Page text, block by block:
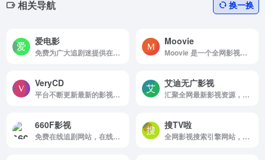
相关导航 换一换
爱电影
免费为广大追剧迷提供在线播放的影视站
Moovie
Moovie 是一个全网影视聚合搜索网站，支持一键搜索各大资源平台的电影、电视剧和综艺节目，让你轻松找到想看的影片。首页实时更新豆瓣热门影视榜单，无需注册，即搜即看。
VeryCD
平台不断更新最新的影视资讯和游戏动态，让用户随时掌握娱乐界的最新动态。 无论你是电影爱好者还是游戏迷，VeryCD电驴大全都能为你提供丰富的选择和优质的观看体验，是追求理想生活的必备网站。
艾迪无广影视
汇聚全网最新影视资源，免费一键保存到网盘后观看
660F影视
免费在线追剧网站，在线看电影网站
搜TV啦
全网影视搜索引擎网站，一个开放的影视搜索引擎，让观影不受限制，自由观看！